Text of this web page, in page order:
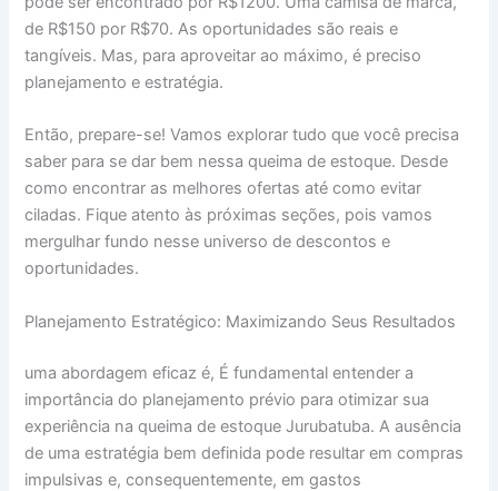
de R$150 por R$70. As oportunidades são reais e
tangíveis. Mas, para aproveitar ao máximo, é preciso
planejamento e estratégia.
Então, prepare-se! Vamos explorar tudo que você precisa
saber para se dar bem nessa queima de estoque. Desde
como encontrar as melhores ofertas até como evitar
ciladas. Fique atento às próximas seções, pois vamos
mergulhar fundo nesse universo de descontos e
oportunidades.
Planejamento Estratégico: Maximizando Seus Resultados
uma abordagem eficaz é, É fundamental entender a
importância do planejamento prévio para otimizar sua
experiência na queima de estoque Jurubatuba. A ausência
de uma estratégia bem definida pode resultar em compras
impulsivas e, consequentemente, em gastos